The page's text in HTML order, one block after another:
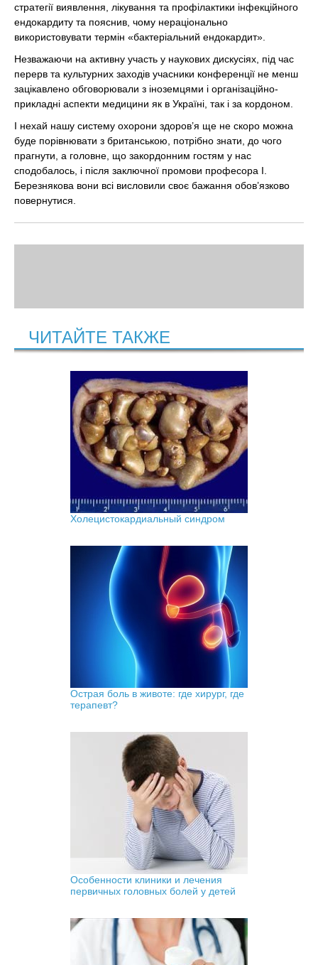
стратегії виявлення, лікування та профілактики інфекційного
ендокардиту та пояснив, чому нераціонально
використовувати термін «бактеріальний ендокардит».
Незважаючи на активну участь у наукових дискусіях, під час
перерв та культурних заходів учасники конференції не менш
зацікавлено обговорювали з іноземцями і організаційно-
прикладні аспекти медицини як в Україні, так і за кордоном.
І нехай нашу систему охорони здоров’я ще не скоро можна
буде порівнювати з британською, потрібно знати, до чого
прагнути, а головне, що закордонним гостям у нас
сподобалось, і після заключної промови професора І.
Березнякова вони всі висловили своє бажання обов’язково
повернутися.
ЧИТАЙТЕ ТАКЖЕ
Холецистокардиальный синдром
Острая боль в животе: где хирург, где
терапевт?
Особенности клиники и лечения
первичных головных болей у детей